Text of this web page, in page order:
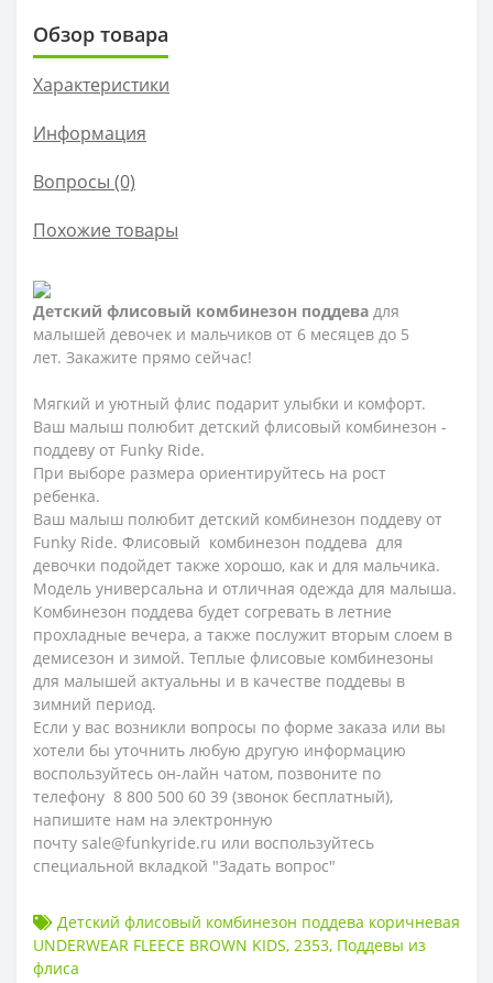
Обзор товара
Характеристики
Информация
Вопросы (0)
Похожие товары
Детский флисовый комбинезон поддева для
малышей девочек и мальчиков от 6 месяцев до 5
лет. Закажите прямо сейчас!
Мягкий и уютный флис подарит улыбки и комфорт.
Ваш малыш полюбит детский флисовый комбинезон -
поддеву от Funky Ride.
При выборе размера ориентируйтесь на рост
ребенка.
Ваш малыш полюбит детский комбинезон поддеву от
Funky Ride. Флисовый комбинезон поддева для
девочки подойдет также хорошо, как и для мальчика.
Модель универсальна и отличная одежда для малыша.
Комбинезон поддева будет согревать в летние
прохладные вечера, а также послужит вторым слоем в
демисезон и зимой. Теплые флисовые комбинезоны
для малышей актуальны и в качестве поддевы в
зимний период.
Если у вас возникли вопросы по форме заказа или вы
хотели бы уточнить любую другую информацию
воспользуйтесь он-лайн чатом, позвоните по
телефону 8 800 500 60 39 (звонок бесплатный),
напишите нам на электронную
почту sale@funkyride.ru или воспользуйтесь
специальной вкладкой "Задать вопрос"
Детский флисовый комбинезон поддева коричневая
UNDERWEAR FLEECE BROWN KIDS, 2353, Поддевы из
флиса